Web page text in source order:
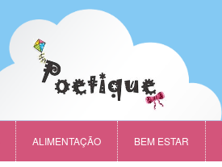
ALIMENTAÇÃO BEM ESTAR